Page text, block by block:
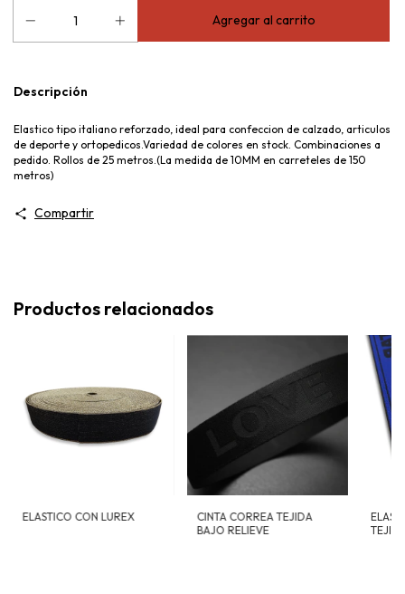
Descripción
Elastico tipo italiano reforzado, ideal para confeccion de calzado, articulos
de deporte y ortopedicos.Variedad de colores en stock. Combinaciones a
pedido. Rollos de 25 metros.(La medida de 10MM en carreteles de 150
metros)
Compartir
Productos relacionados
ELASTICO CON LUREX
CINTA CORREA TEJIDA
BAJO RELIEVE